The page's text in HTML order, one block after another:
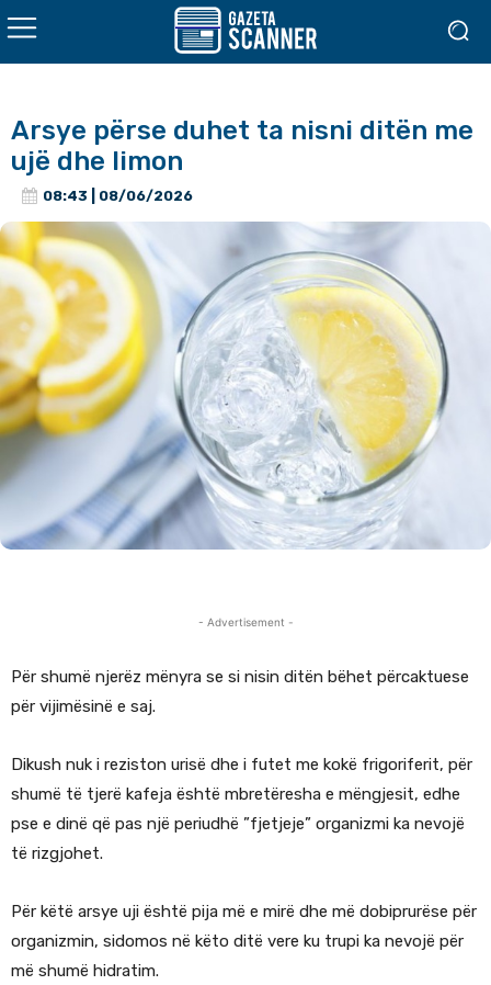
Arsye përse duhet ta nisni ditën me
ujë dhe limon
08:43 | 08/06/2026
- Advertisement -
Për shumë njerëz mënyra se si nisin ditën bëhet përcaktuese
për vijimësinë e saj.
Dikush nuk i reziston urisë dhe i futet me kokë frigoriferit, për
shumë të tjerë kafeja është mbretëresha e mëngjesit, edhe
pse e dinë që pas një periudhë ”fjetjeje” organizmi ka nevojë
të rizgjohet.
Për këtë arsye uji është pija më e mirë dhe më dobiprurëse për
organizmin, sidomos në këto ditë vere ku trupi ka nevojë për
më shumë hidratim.